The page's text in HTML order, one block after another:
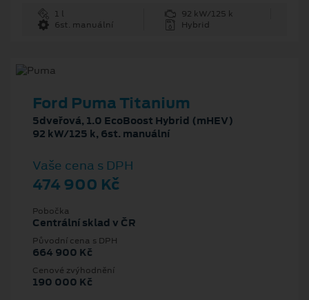
1 l
92 kW/125 k
6st. manuální
Hybrid
Ford Puma Titanium
5dveřová, 1.0 EcoBoost Hybrid (mHEV)
92 kW/125 k, 6st. manuální
Vaše cena s DPH
474 900 Kč
Pobočka
Centrální sklad v ČR
Původní cena s DPH
664 900 Kč
Cenové zvýhodnění
190 000 Kč